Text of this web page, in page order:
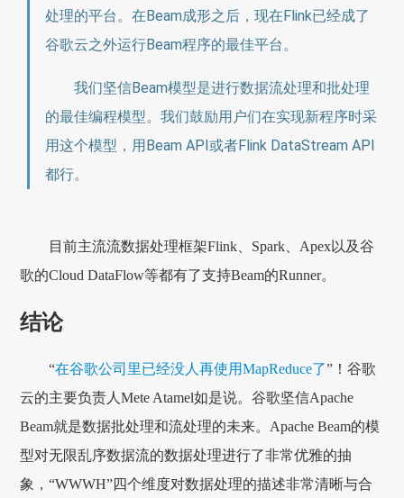
处理的平台。在Beam成形之后，现在Flink已经成了
谷歌云之外运行Beam程序的最佳平台。
我们坚信Beam模型是进行数据流处理和批处理
的最佳编程模型。我们鼓励用户们在实现新程序时采
用这个模型，用Beam API或者Flink DataStream API
都行。
目前主流流数据处理框架Flink、Spark、Apex以及谷
歌的Cloud DataFlow等都有了支持Beam的Runner。
结论
“在谷歌公司里已经没人再使用MapReduce了”！谷歌
云的主要负责人Mete Atamel如是说。谷歌坚信Apache
Beam就是数据批处理和流处理的未来。Apache Beam的模
型对无限乱序数据流的数据处理进行了非常优雅的抽
象，“WWWH”四个维度对数据处理的描述非常清晰与合